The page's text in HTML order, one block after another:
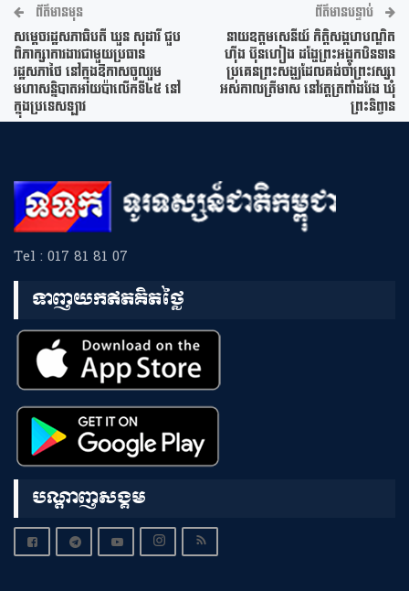
ព័ត៌មានមុន
សម្តេចរដ្ឋសភាធិបតី ឃួន សុដារី ជួប
ពិភាក្សាការងារជាមួយប្រធាន
រដ្ឋសភាថៃ នៅក្នុងឱកាសចូលរួម
មហាសន្និបាតអាយប៉ាលើកទី៤៥ នៅ
ក្នុងប្រទេសឡាវ
ព័ត៌មានបន្ទាប់
នាយឧត្តមសេនីយ៍ កិត្តិសង្គហបណ្ឌិត
ហ៊ីង ប៊ុនហៀង ដង្ហែព្រះអង្គកឋិនទាន
ប្រគេនព្រះសង្ឃដែលគង់ចាំព្រះវស្សា
អស់កាលត្រីមាស នៅវត្តត្រពាំងវែង ឃុំ
ព្រះនិព្វាន
Tel : 017 81 81 07
ទាញយកឥតគិតថ្លៃ
បណ្តាញសង្គម